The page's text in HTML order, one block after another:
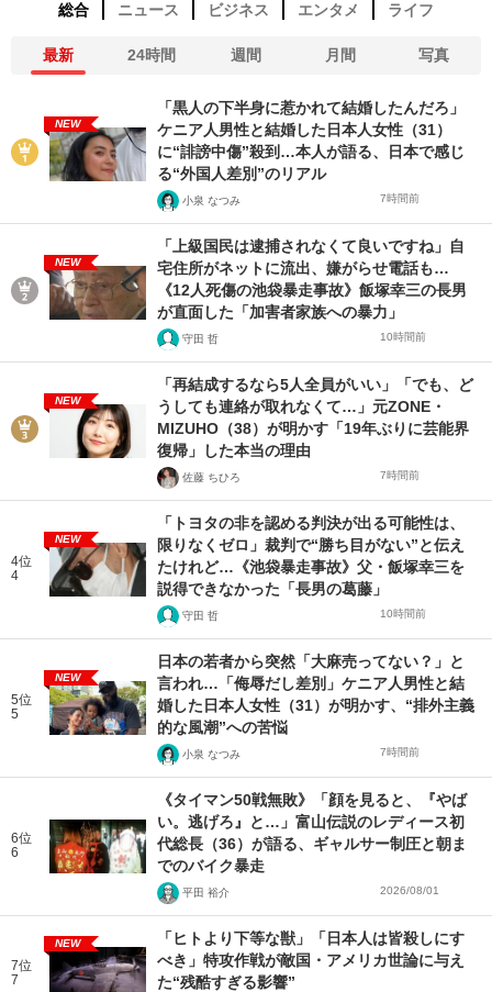
総合 ニュース ビジネス エンタメ ライフ
最新 24時間 週間 月間 写真
NEW
「黒人の下半身に惹かれて結婚したんだろ」
ケニア人男性と結婚した日本人女性（31）
に“誹謗中傷”殺到…本人が語る、日本で感じ
る“外国人差別”のリアル
小泉 なつみ 7時間前
NEW
「上級国民は逮捕されなくて良いですね」自
宅住所がネットに流出、嫌がらせ電話も…
《12人死傷の池袋暴走事故》飯塚幸三の長男
が直面した「加害者家族への暴力」
守田 哲 10時間前
NEW
「再結成するなら5人全員がいい」「でも、ど
うしても連絡が取れなくて…」元ZONE・
MIZUHO（38）が明かす「19年ぶりに芸能界
復帰」した本当の理由
佐藤 ちひろ 7時間前
4位
4
NEW
「トヨタの非を認める判決が出る可能性は、
限りなくゼロ」裁判で“勝ち目がない”と伝え
たけれど…《池袋暴走事故》父・飯塚幸三を
説得できなかった「長男の葛藤」
守田 哲 10時間前
5位
5
NEW
日本の若者から突然「大麻売ってない？」と
言われ…「侮辱だし差別」ケニア人男性と結
婚した日本人女性（31）が明かす、“排外主義
的な風潮”への苦悩
小泉 なつみ 7時間前
6位
6
《タイマン50戦無敗》「顔を見ると、『やば
い。逃げろ』と…」富山伝説のレディース初
代総長（36）が語る、ギャルサー制圧と朝ま
でのバイク暴走
平田 裕介 2026/08/01
7位
7
NEW
「ヒトより下等な獣」「日本人は皆殺しにす
べき」特攻作戦が敵国・アメリカ世論に与え
た“残酷すぎる影響”